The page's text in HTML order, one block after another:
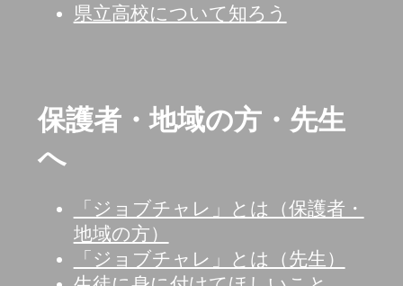
県立高校について知ろう
保護者・地域の方・先生
へ
「ジョブチャレ」とは（保護者・
地域の方）
「ジョブチャレ」とは（先生）